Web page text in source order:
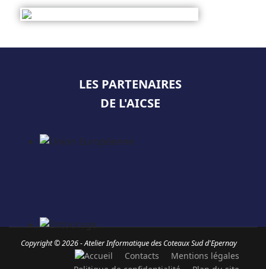
LES PARTENAIRES
DE L'AICSE
Copyright © 2026 - Atelier Informatique des Coteaux Sud d'Epernay
Contacts
Mentions légales